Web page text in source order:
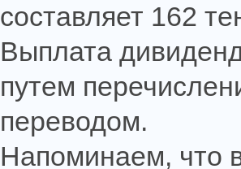
составляет 162
Выплата
путем
переводом.
Напоминаем, что